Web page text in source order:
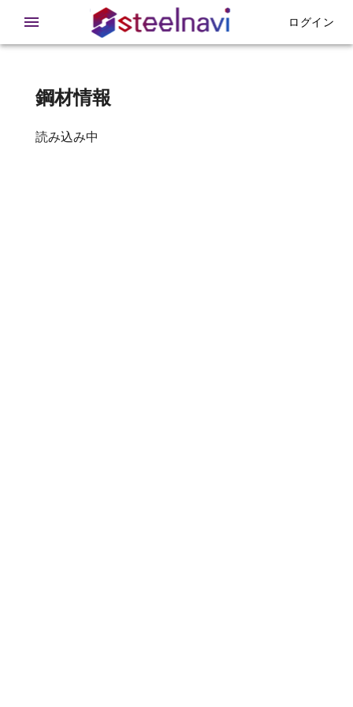
ログイン
鋼材情報
読み込み中